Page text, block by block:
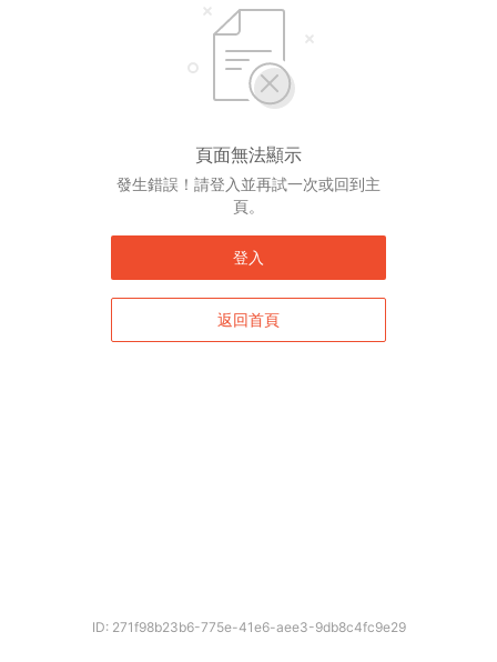
頁面無法顯示
發生錯誤！請登入並再試一次或回到主
頁。
登入
返回首頁
ID: 271f98b23b6-775e-41e6-aee3-9db8c4fc9e29